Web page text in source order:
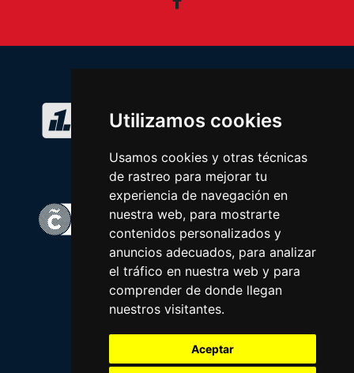
Utilizamos cookies
Usamos cookies y otras técnicas
de rastreo para mejorar tu
experiencia de navegación en
nuestra web, para mostrarte
contenidos personalizados y
anuncios adecuados, para analizar
el tráfico en nuestra web y para
comprender de donde llegan
nuestros visitantes.
Aceptar
Facebook